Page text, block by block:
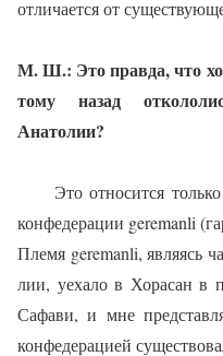
отличается от
М. Ш.: Это правда, что
тому назад
Анатолии?
Это относится
конфеде­рации geremanli
Племя geremanli, являясь
лии, уехало в Хорасан в
Сафави, и мне
конфедерацией